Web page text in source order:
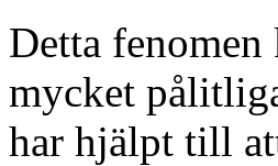
Detta
mycket
har hjälpt till